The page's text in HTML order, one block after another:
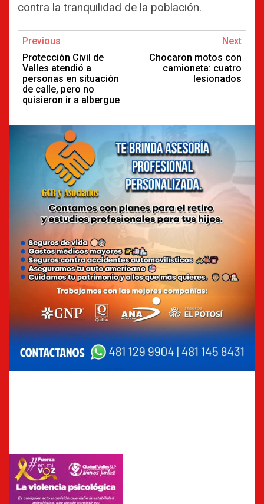
contra la tranquilidad de la población.
Continue
Reading
Previous
Protección Civil de
Valles atendió a
personas en situación
de calle, pero no
quisieron ir a albergue
Next
Chocaron motos con
camioneta: cuatro
lesionados